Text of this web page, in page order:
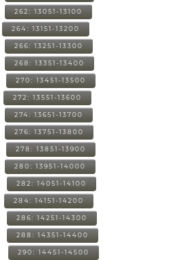
262: 13051-13100
264: 13151-13200
266: 13251-13300
268: 13351-13400
270: 13451-13500
272: 13551-13600
274: 13651-13700
276: 13751-13800
278: 13851-13900
280: 13951-14000
282: 14051-14100
284: 14151-14200
286: 14251-14300
288: 14351-14400
290: 14451-14500